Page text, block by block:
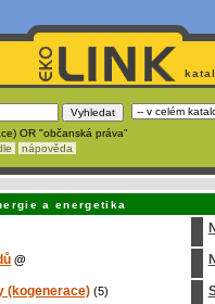
OR "občanská práva"
nápověda
a energetika
@
(kogenerace) (5)